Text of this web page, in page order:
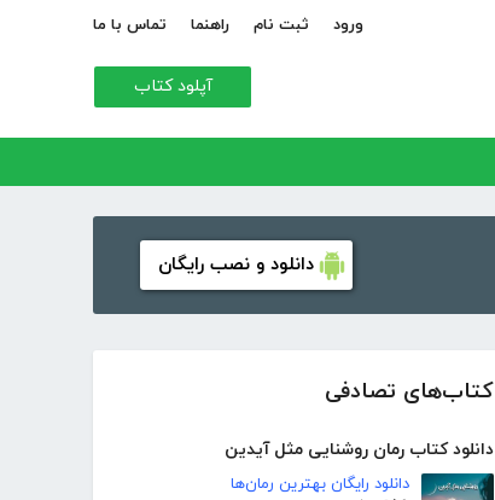
ورود ثبت نام راهنما تماس با ما
آپلود کتاب
دانلود و نصب رایگان
کتاب‌های تصادفی
دانلود کتاب رمان روشنایی مثل آیدین
دانلود رایگان بهترین رمان‌ها